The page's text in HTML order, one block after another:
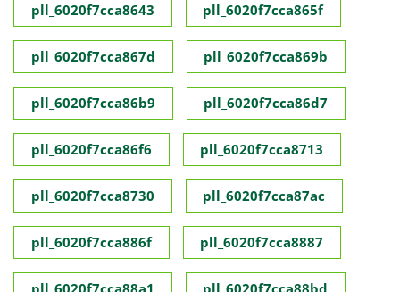
pll_6020f7cca8643 pll_6020f7cca865f
pll_6020f7cca867d pll_6020f7cca869b
pll_6020f7cca86b9 pll_6020f7cca86d7
pll_6020f7cca86f6 pll_6020f7cca8713
pll_6020f7cca8730 pll_6020f7cca87ac
pll_6020f7cca886f pll_6020f7cca8887